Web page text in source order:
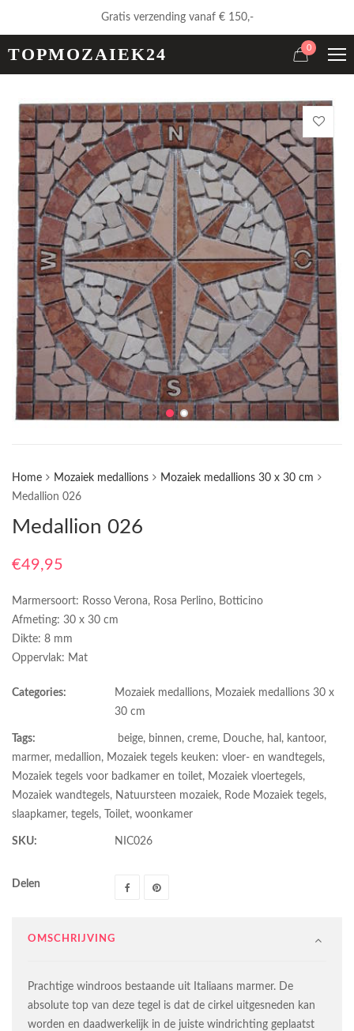
Gratis verzending vanaf € 150,-
TOPMOZAIEK24 0
Home Mozaiek medallions
Mozaiek medallions 30 x 30 cm
Medallion 026
Medallion 026
€49,95
Marmersoort: Rosso Verona, Rosa Perlino, Botticino
Afmeting: 30 x 30 cm
Dikte: 8 mm
Oppervlak: Mat
Categories: Mozaiek medallions, Mozaiek medallions 30 x
30 cm
Tags: beige, binnen, creme, Douche, hal , kantoor,
marmer, medallion, Mozaiek tegels keuken: vloer- en wandtegels,
Mozaiek tegels voor badkamer en toilet, Mozaiek vloertegels,
Mozaiek wandtegels, Natuursteen mozaiek, Rode Mozaiek tegels,
slaapkamer, tegels, Toilet, woonkamer
SKU: NIC026
Delen
OMSCHRIJVING
Prachtige windroos bestaande uit Italiaans marmer. De
absolute top van deze tegel is dat de cirkel uitgesneden kan
worden en daadwerkelijk in de juiste windrichting geplaatst